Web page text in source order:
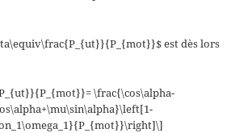
est dès lors
\frac{\cos\alpha-